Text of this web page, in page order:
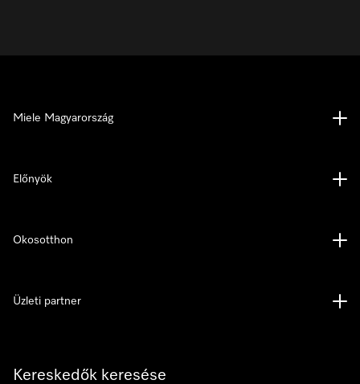
Kereskedők keresése
Miele Magyarország
Előnyök
Okosotthon
Üzleti partner